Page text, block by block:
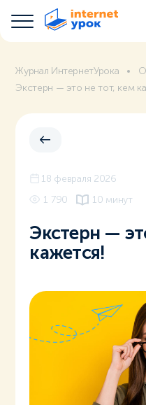
Журнал ИнтернетУрока
Экстерн — это не тот, кем
18 февраля 2026
1 790
10 минут
Экстерн —
кажется!